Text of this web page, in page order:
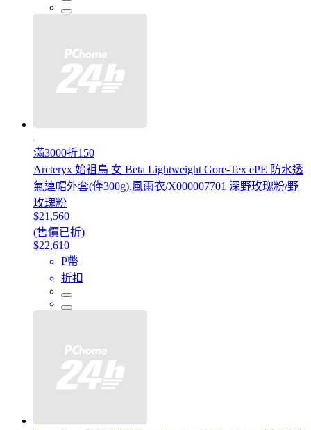
滿3000折150
Arcteryx 始祖鳥 女 Beta Lightweight Gore-Tex ePE 防水透
氣連帽外套(僅300g).風雨衣/X000007701 深野玫瑰粉/野
玫瑰粉
$21,560
(售價已折)
$22,610
P幣
折扣